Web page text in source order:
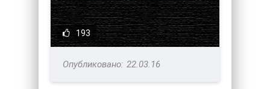
193
22.03.16